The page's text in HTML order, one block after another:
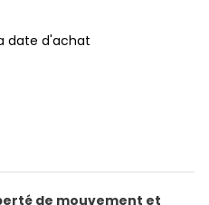
date d'achat
de mouvement et